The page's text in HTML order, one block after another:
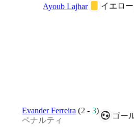
イエロ
Ayoub Lajhar
ゴー
Evander Ferreira (2 - 3)
ペナルティ